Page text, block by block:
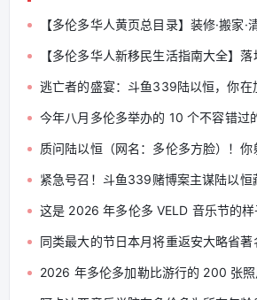
【多伦多华人黄页总目录】装修·搬家·清洁·水电·汽修·月嫂·会计律师
【多伦多华人新移民生活指南大全】落地90天·租房·报税·
逃亡者的盛宴：斗鱼339陆以恒，你在加拿大挥霍
今年八月多伦多举办的 10 个不容错过
质问陆以恒（网名：多伦多方脸）！你躲
紧急号召！斗鱼339赌博案主谋陆以恒藏身加拿大地址曝
这是 2026 年多伦多 VELD 音乐节的样
同类最大的节日本月将重返安大略省著
2026 年多伦多加勒比游行的 200 张照